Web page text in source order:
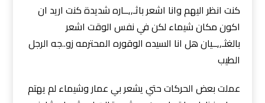
كنت انظر اليهم وانا اشعر باثـ,,ــاره شديدة كنت اريد ان
اكون مكان شيماء لكن في نفس الوقت اشعر
بالغثـ,,ــيان هل انا السيده الوقوره المحترمه زو..جه الرجل
الطيب
عملت بعض الحركات حتي يشعر بي عمار وشيماء لم يهتم